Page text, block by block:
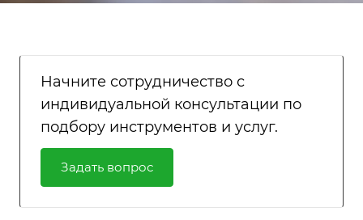
Начните сотрудничество с
индивидуальной консультации по
подбору инструментов и услуг.
Задать вопрос